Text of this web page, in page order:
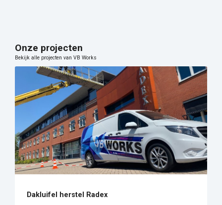
Onze projecten
Bekijk alle projecten van VB Works
Dakluifel herstel Radex